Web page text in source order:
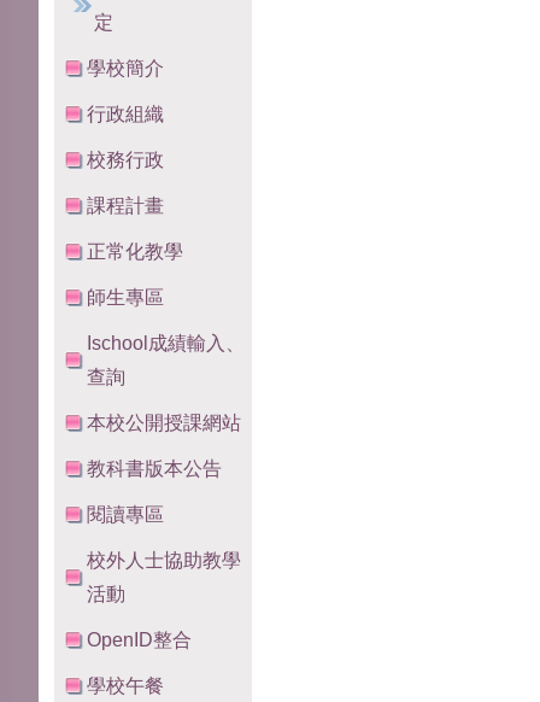
定
學校簡介
行政組織
校務行政
課程計畫
正常化教學
師生專區
Ischool成績輸入、
查詢
本校公開授課網站
教科書版本公告
閱讀專區
校外人士協助教學
活動
OpenID整合
學校午餐